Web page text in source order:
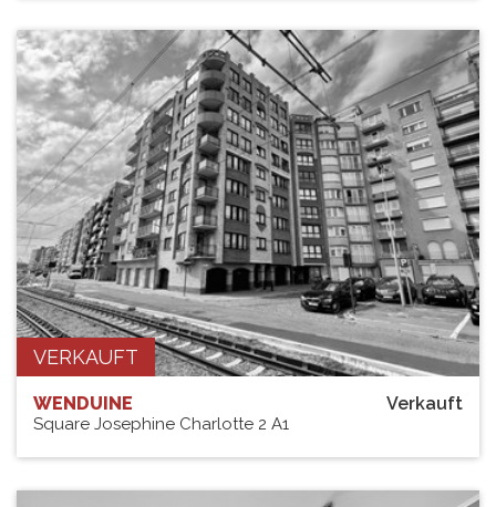
VERKAUFT
Verkauft
WENDUINE
Square Josephine Charlotte 2 A1